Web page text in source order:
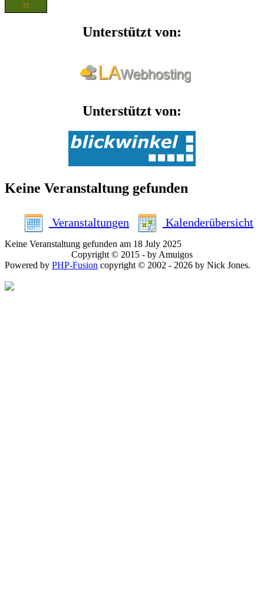
31
Unterstützt von:
Unterstützt von:
Keine Veranstaltung gefunden
Veranstaltungen Kalenderübersicht
Keine Veranstaltung gefunden am 18 July 2025
Copyright © 2015 - by Amuigos
Powered by PHP-Fusion copyright © 2002 - 2026 by Nick Jones.